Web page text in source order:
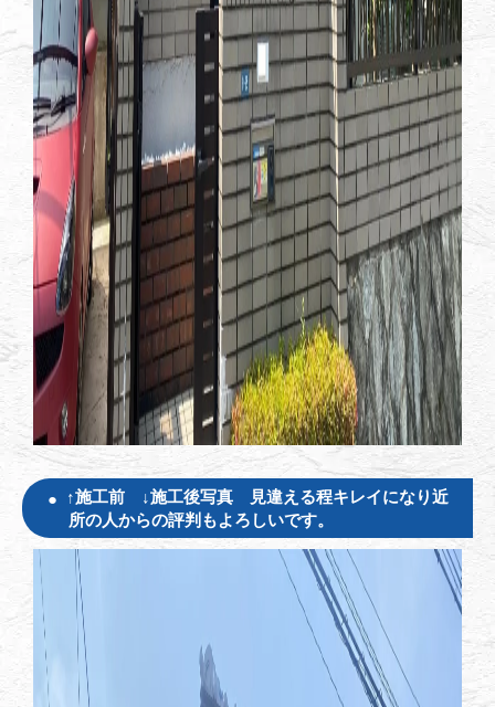
↑施工前 ↓施工後写真 見違える程キレイになり近
所の人からの評判もよろしいです。